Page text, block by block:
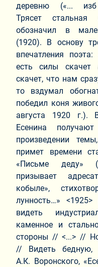
деревню («...
Трясет стальная
обозначил в
(1920). В основу
впечатления
есть силы скачет
скачет, что нам
то вздумал
победил коня
августа 1920 г.).
Есенина
произведении
примет времени
«Письме деду»
призывает
кобыле»,
лунность…»
видеть
каменное и
стороны // <...> //
// Видеть
А.К. Воронского,